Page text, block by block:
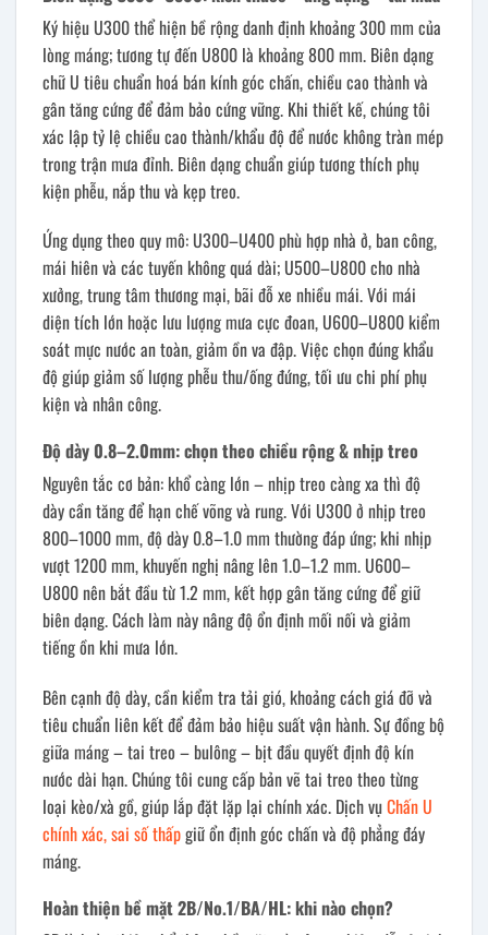
Ký hiệu U300 thể hiện bề rộng danh định khoảng 300 mm của
lòng máng; tương tự đến U800 là khoảng 800 mm. Biên dạng
chữ U tiêu chuẩn hoá bán kính góc chấn, chiều cao thành và
gân tăng cứng để đảm bảo cứng vững. Khi thiết kế, chúng tôi
xác lập tỷ lệ chiều cao thành/khẩu độ để nước không tràn mép
trong trận mưa đỉnh. Biên dạng chuẩn giúp tương thích phụ
kiện phễu, nắp thu và kẹp treo.
Ứng dụng theo quy mô: U300–U400 phù hợp nhà ở, ban công,
mái hiên và các tuyến không quá dài; U500–U800 cho nhà
xưởng, trung tâm thương mại, bãi đỗ xe nhiều mái. Với mái
diện tích lớn hoặc lưu lượng mưa cực đoan, U600–U800 kiểm
soát mực nước an toàn, giảm ồn va đập. Việc chọn đúng khẩu
độ giúp giảm số lượng phễu thu/ống đứng, tối ưu chi phí phụ
kiện và nhân công.
Độ dày 0.8–2.0mm: chọn theo chiều rộng & nhịp treo
Nguyên tắc cơ bản: khổ càng lớn – nhịp treo càng xa thì độ
dày cần tăng để hạn chế võng và rung. Với U300 ở nhịp treo
800–1000 mm, độ dày 0.8–1.0 mm thường đáp ứng; khi nhịp
vượt 1200 mm, khuyến nghị nâng lên 1.0–1.2 mm. U600–
U800 nên bắt đầu từ 1.2 mm, kết hợp gân tăng cứng để giữ
biên dạng. Cách làm này nâng độ ổn định mối nối và giảm
tiếng ồn khi mưa lớn.
Bên cạnh độ dày, cần kiểm tra tải gió, khoảng cách giá đỡ và
tiêu chuẩn liên kết để đảm bảo hiệu suất vận hành. Sự đồng bộ
giữa máng – tai treo – bulông – bịt đầu quyết định độ kín
nước dài hạn. Chúng tôi cung cấp bản vẽ tai treo theo từng
loại kèo/xà gồ, giúp lắp đặt lặp lại chính xác. Dịch vụChấn U
chính xác, sai số thấpgiữ ổn định góc chấn và độ phẳng đáy
máng.
Hoàn thiện bề mặt 2B/No.1/BA/HL: khi nào chọn?